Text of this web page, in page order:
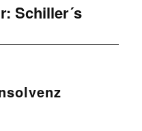
Schiller´s